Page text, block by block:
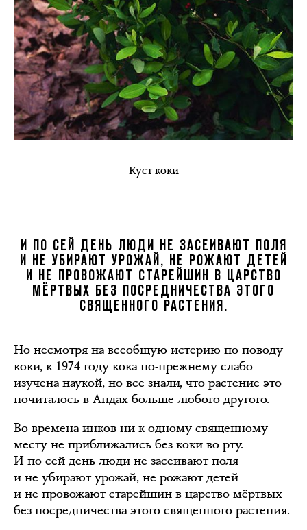
Куст коки
И ПО СЕЙ ДЕНЬ ЛЮДИ НЕ ЗАСЕИВАЮТ ПОЛЯ
И НЕ УБИРАЮТ УРОЖАЙ, НЕ РОЖАЮТ ДЕТЕЙ
И НЕ ПРОВОЖАЮТ СТАРЕЙШИН В ЦАРСТВО
МЁРТВЫХ БЕЗ ПОСРЕДНИЧЕСТВА ЭТОГО
СВЯЩЕННОГО РАСТЕНИЯ.
Но несмотря на всеобщую истерию по поводу
коки, к 1974 году кока по-прежнему слабо
изучена наукой, но все знали, что растение это
почиталось в Андах больше любого другого.
Во времена инков ни к одному священному
месту не приближались без коки во рту.
И по сей день люди не засеивают поля
и не убирают урожай, не рожают детей
и не провожают старейшин в царство мёртвых
без посредничества этого священного растения.